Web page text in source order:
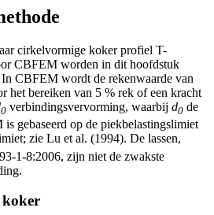
cirkelvormige koker profiel T-
CBFEM worden in dit hoofdstuk
CBFEM wordt de rekenwaarde van
het bereiken van 5 % rek of een kracht
0 verbindingsvervorming, waarbij d0 de
gebaseerd op de piekbelastingslimiet
zie Lu et al. (1994). De lassen,
zijn niet de zwakste
koker